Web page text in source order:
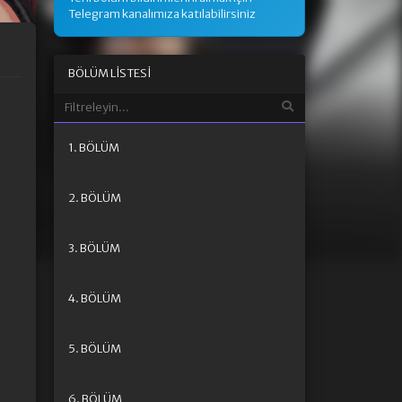
Telegram kanalımıza katılabilirsiniz
BÖLÜM LISTESI
1. BÖLÜM
2. BÖLÜM
3. BÖLÜM
4. BÖLÜM
5. BÖLÜM
6. BÖLÜM